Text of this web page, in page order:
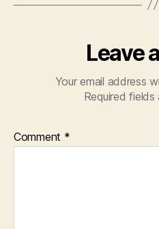
Leave
Your email address
Required fields
Comment *